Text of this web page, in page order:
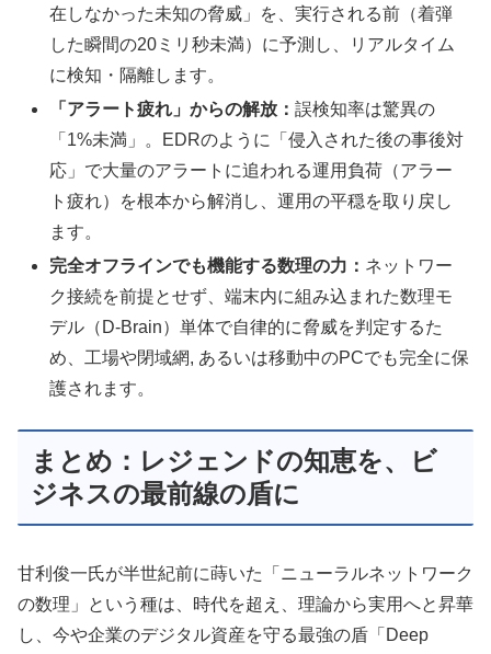
在しなかった未知の脅威」を、実行される前（着弾
した瞬間の20ミリ秒未満）に予測し、リアルタイム
に検知・隔離します。
「アラート疲れ」からの解放：誤検知率は驚異の
「1%未満」。EDRのように「侵入された後の事後対
応」で大量のアラートに追われる運用負荷（アラー
ト疲れ）を根本から解消し、運用の平穏を取り戻し
ます。
完全オフラインでも機能する数理の力： ネットワー
ク接続を前提とせず、端末内に組み込まれた数理モ
デル（D-Brain）単体で自律的に脅威を判定するた
め、工場や閉域網, あるいは移動中のPCでも完全に保
護されます。
まとめ：レジェンドの知恵を、ビ
ジネスの最前線の盾に
甘利俊一氏が半世紀前に蒔いた「ニューラルネットワーク
の数理」という種は、時代を超え、理論から実用へと昇華
し、今や企業のデジタル資産を守る最強の盾「Deep